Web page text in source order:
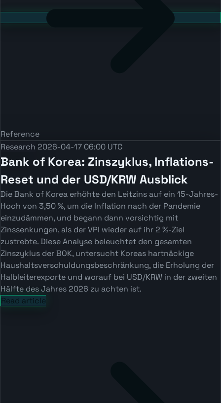
Reference
Research 2026-04-17 06:00 UTC
Bank of Korea: Zinszyklus, Inflations-
Reset und der USD/KRW Ausblick
Die Bank of Korea erhöhte den Leitzins auf ein 15-Jahres-
Hoch von 3,50 %, um die Inflation nach der Pandemie
einzudämmen, und begann dann vorsichtig mit
Zinssenkungen, als der VPI wieder auf ihr 2 %-Ziel
zustrebte. Diese Analyse beleuchtet den gesamten
Zinszyklus der BOK, untersucht Koreas hartnäckige
Haushaltsverschuldungsbeschränkung, die Erholung der
Halbleiterexporte und worauf bei USD/KRW in der zweiten
Hälfte des Jahres 2026 zu achten ist.
Read article